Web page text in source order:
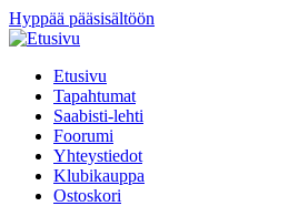
Hyppää pääsisältöön
Etusivu
Tapahtumat
Saabisti-lehti
Foorumi
Yhteystiedot
Klubikauppa
Ostoskori